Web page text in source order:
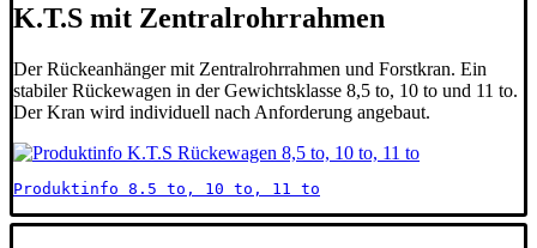
K.T.S mit Zentralrohrrahmen
Der Rückeanhänger mit Zentralrohrrahmen und Forstkran. Ein
stabiler Rückewagen in der Gewichtsklasse 8,5 to, 10 to und 11 to.
Der Kran wird individuell nach Anforderung angebaut.
Produktinfo 8.5 to, 10 to, 11 to